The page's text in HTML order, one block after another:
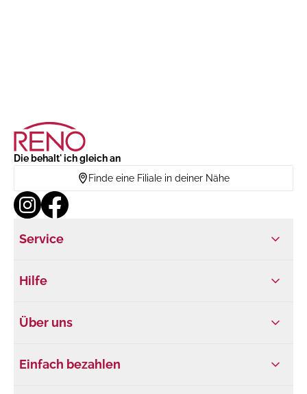
Die behalt' ich gleich an
Finde eine Filiale in deiner Nähe
Service
Hilfe
Über uns
Einfach bezahlen